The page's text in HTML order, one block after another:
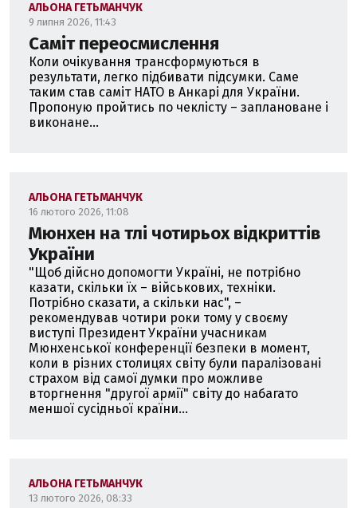
АЛЬОНА ГЕТЬМАНЧУК
9 липня 2026, 11:43
Саміт переосмислення
Коли очікування трансформуються в
результати, легко підбивати підсумки. Саме
таким став саміт НАТО в Анкарі для України.
Пропоную пройтись по чеклісту – заплановане і
виконане...
АЛЬОНА ГЕТЬМАНЧУК
16 лютого 2026, 11:08
Мюнхен на тлі чотирьох відкриттів
України
"Щоб дійсно допомогти Україні, не потрібно
казати, скільки їх – військових, техніки.
Потрібно сказати, а скільки нас", –
рекомендував чотири роки тому у своєму
виступі Президент України учасникам
Мюнхенської конференції безпеки в момент,
коли в різних столицях світу були паралізовані
страхом від самої думки про можливе
вторгнення "другої армії" світу до набагато
меншої сусідньої країни...
АЛЬОНА ГЕТЬМАНЧУК
13 лютого 2026, 08:33